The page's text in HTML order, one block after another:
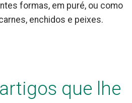
formas, em puré, ou como
enchidos e peixes.
que lhe